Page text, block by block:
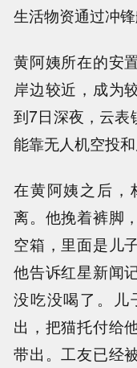
生活物资通过冲锋
黄阿姨所在的安
岸边较近，成为
到7日深夜，云表
能靠无人机空投
在黄阿姨之后，
离。他挽着裤脚
空箱，里面是儿
他告诉红星新闻
没吃没喝了。儿
出，把猫托付给
带出。工友已经